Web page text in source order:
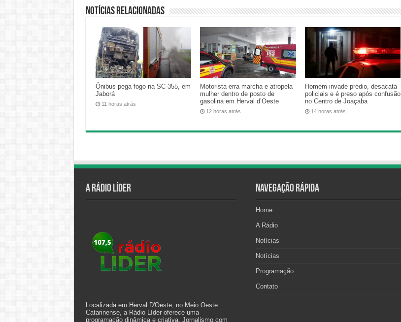
Notícias relacionadas
Ônibus pega fogo na SC-355, em
Jaborá
11 horas atrás
Motorista erra marcha e atropela
mulher dentro de posto de
gasolina em Herval d’Oeste
12 horas atrás
Homem invade prédio, desacata
policiais e é preso após confusão
no Centro de Joaçaba
14 horas atrás
A Rádio Líder
Localizada em Herval D'Oeste, no Meio Oeste
Catarinense, a Rádio Líder oferece uma
programação dinâmica e criativa. Jornalismo com
Navegação Rápida
Home
A Rádio
Notícias
Notícias
Programação
Contato